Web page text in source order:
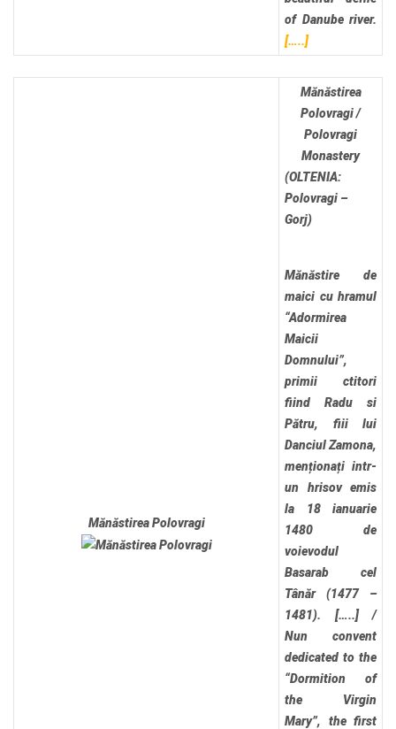
of Danube river.
[…..]
Mănăstirea Polovragi
Mănăstirea
Polovragi /
Polovragi
Monastery
(OLTENIA:
Polovragi –
Gorj)
Mănăstire de
maici cu hramul
“Adormirea
Maicii
Domnului”,
primii ctitori
fiind Radu si
Pătru, fiii lui
Danciul Zamona,
menționați intr-
un hrisov emis
la 18 ianuarie
1480 de
voievodul
Basarab cel
Tânăr (1477 –
1481). […..]/
Nun convent
dedicated to the
“Dormition of
the Virgin
Mary”, the first